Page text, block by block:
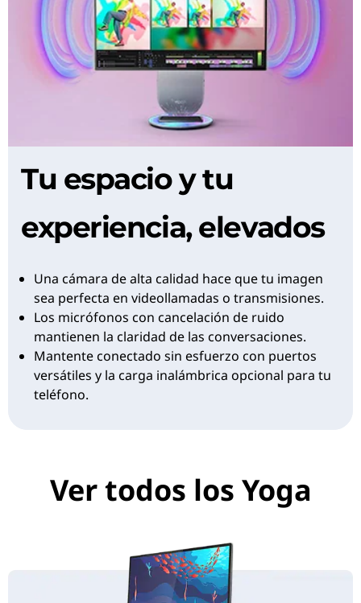
Tu espacio y tu
experiencia, elevados
Una cámara de alta calidad hace que tu imagen
sea perfecta en videollamadas o transmisiones.
Los micrófonos con cancelación de ruido
mantienen la claridad de las conversaciones.
Mantente conectado sin esfuerzo con puertos
versátiles y la carga inalámbrica opcional para tu
teléfono.
Ver todos los Yoga